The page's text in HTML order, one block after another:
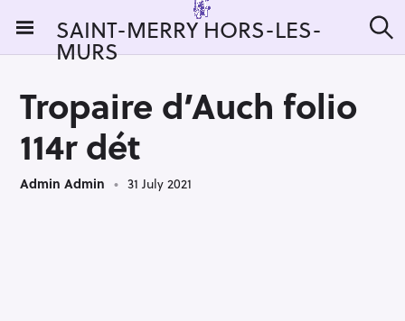
i
SAINT-MERRY HORS-LES-
MURS e
Tropaire d’Auch folio
114r dét
Admin Admin 31 July 2021